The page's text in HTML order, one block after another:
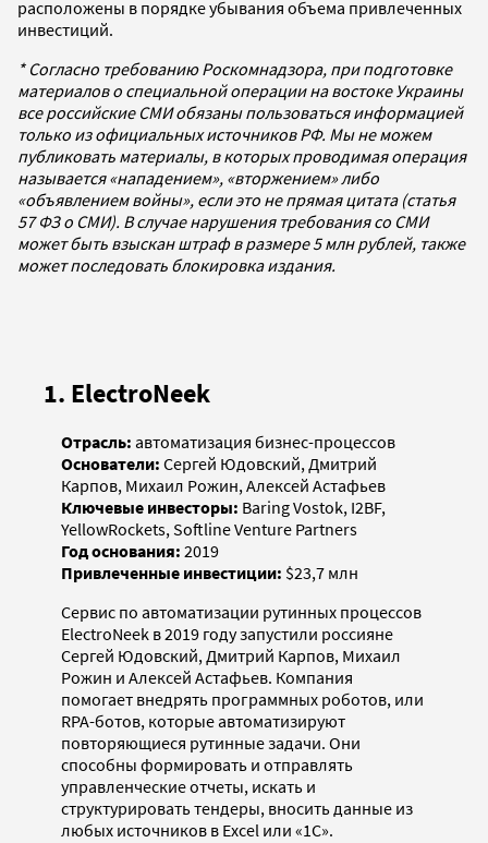
расположены в порядке убывания объема привлеченных
инвестиций.
* Согласно требованию Роскомнадзора, при подготовке
материалов о специальной операции на востоке Украины
все российские СМИ обязаны пользоваться информацией
только из официальных источников РФ. Мы не можем
публиковать материалы, в которых проводимая операция
называется «нападением», «вторжением» либо
«объявлением войны», если это не прямая цитата (статья
57 ФЗ о СМИ). В случае нарушения требования со СМИ
может быть взыскан штраф в размере 5 млн рублей, также
может последовать блокировка издания.
1. ElectroNeek
Отрасль: автоматизация бизнес-процессов
Основатели: Сергей Юдовский, Дмитрий
Карпов, Михаил Рожин, Алексей Астафьев
Ключевые инвесторы: Baring Vostok, I2BF,
YellowRockets, Softline Venture Partners
Год основания: 2019
Привлеченные инвестиции: $23,7 млн
Сервис по автоматизации рутинных процессов
ElectroNeek в 2019 году запустили россияне
Сергей Юдовский, Дмитрий Карпов, Михаил
Рожин и Алексей Астафьев. Компания
помогает внедрять программных роботов, или
RPA-ботов, которые автоматизируют
повторяющиеся рутинные задачи. Они
способны формировать и отправлять
управленческие отчеты, искать и
структурировать тендеры, вносить данные из
любых источников в Excel или «1С».